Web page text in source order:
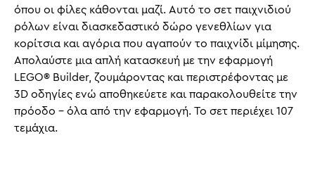
όπου οι φίλες κάθονται μαζί. Αυτό το σετ παιχνιδιού
ρόλων είναι διασκεδαστικό δώρο γενεθλίων για
κορίτσια και αγόρια που αγαπούν το παιχνίδι μίμησης.
Απολαύστε μια απλή κατασκευή με την εφαρμογή
LEGO® Builder, ζουμάροντας και περιστρέφοντας με
3D οδηγίες ενώ αποθηκεύετε και παρακολουθείτε την
πρόοδο – όλα από την εφαρμογή. Το σετ περιέχει 107
τεμάχια.